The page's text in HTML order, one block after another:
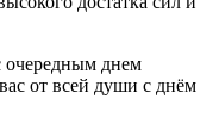
очередным днем
от всей души с днём